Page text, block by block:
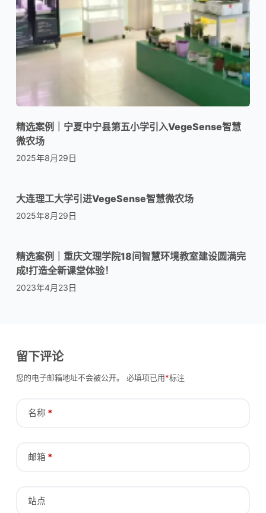
精选案例｜宁夏中宁县第五小学引入VegeSense智慧
微农场
2025年8月29日
大连理工大学引进VegeSense智慧微农场
2025年8月29日
精选案例｜重庆文理学院18间智慧环境教室建设圆满完
成!打造全新课堂体验！
2023年4月23日
留下评论
您的电子邮箱地址不会被公开。 必填项已用*标注
名称*
邮箱*
站点